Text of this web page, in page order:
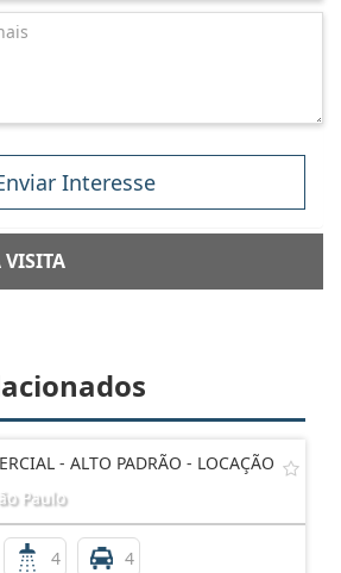
Interesse
- ALTO PADRÃO - LOCAÇÃO
Paulo
4 4